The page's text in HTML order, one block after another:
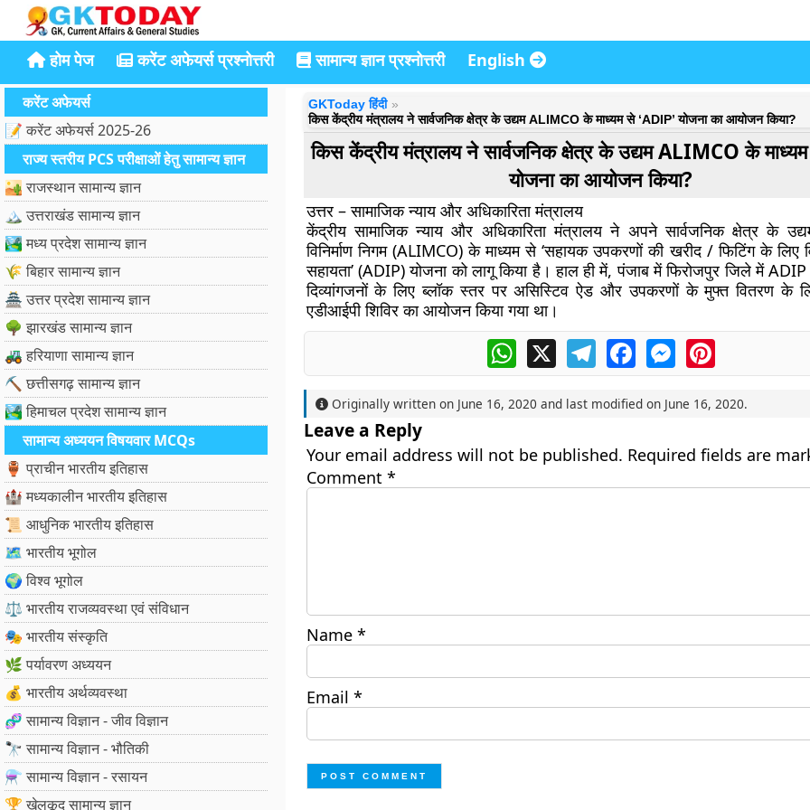
होम पेज करेंट अफेयर्स प्रश्नोत्तरी सामान्य ज्ञान प्रश्नोत्तरी English
करेंट अफेयर्स
📝 करेंट अफेयर्स 2025-26
राज्य स्तरीय PCS परीक्षाओं हेतु सामान्य ज्ञान
🏜️ राजस्थान सामान्य ज्ञान
🏔️ उत्तराखंड सामान्य ज्ञान
🏞️ मध्य प्रदेश सामान्य ज्ञान
🌾 बिहार सामान्य ज्ञान
🏯 उत्तर प्रदेश सामान्य ज्ञान
🌳 झारखंड सामान्य ज्ञान
🚜 हरियाणा सामान्य ज्ञान
⛏️ छत्तीसगढ़ सामान्य ज्ञान
🏞️ हिमाचल प्रदेश सामान्य ज्ञान
सामान्य अध्ययन विषयवार MCQs
🏺 प्राचीन भारतीय इतिहास
🏰 मध्यकालीन भारतीय इतिहास
📜 आधुनिक भारतीय इतिहास
🗺️ भारतीय भूगोल
🌍 विश्व भूगोल
⚖️ भारतीय राजव्यवस्था एवं संविधान
🎭 भारतीय संस्कृति
🌿 पर्यावरण अध्ययन
💰 भारतीय अर्थव्यवस्था
🧬 सामान्य विज्ञान - जीव विज्ञान
🔭 सामान्य विज्ञान - भौतिकी
⚗️ सामान्य विज्ञान - रसायन
🏆 खेलकूद सामान्य ज्ञान
GKToday हिंदी
किस केंद्रीय मंत्रालय ने सार्वजनिक क्षेत्र के उद्यम ALIMCO के माध्यम से ‘ADIP’ योजना का आयोजन किया?
किस केंद्रीय मंत्रालय ने सार्वजनिक क्षेत्र के उद्यम ALIMCO के
योजना का आयोजन किया?
उत्तर – सामाजिक न्याय और अधिकारिता मंत्रालय
केंद्रीय सामाजिक न्याय और अधिकारिता मंत्रालय ने अपने सार्वजनिक क्षेत्र के
विनिर्माण निगम (ALIMCO) के माध्यम से ‘सहायक उपकरणों की खरीद / फिटिंग के लिए
सहायता’ (ADIP) योजना को लागू किया है। हाल ही में, पंजाब में फिरोजपुर जिले में
दिव्यांगजनों के लिए ब्लॉक स्तर पर असिस्टिव ऐड और उपकरणों के मुफ्त वितरण के
एडीआईपी शिविर का आयोजन किया गया था।
WhatsApp
X TelegramFacebookMessengerPinterest
Originally written on June 16, 2020 and last modified on June 16, 2020.
Leave a Reply
Your email address will not be published. Required fields are
Comment *
Name *
Email *